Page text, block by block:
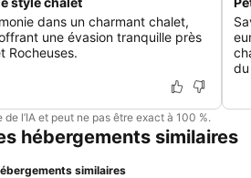
dans un charmant chalet,
une évasion tranquille près
Rocheuses.
de l’IA et peut ne pas être exact à 100 %.
hébergements similaires
similaires